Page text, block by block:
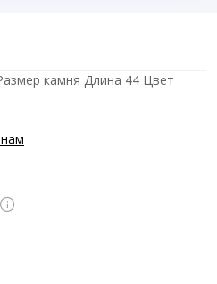
камня Длина 44 Цвет